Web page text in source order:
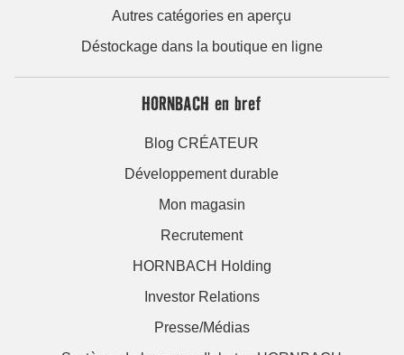
Autres catégories en aperçu
Déstockage dans la boutique en ligne
HORNBACH en bref
Blog CRÉATEUR
Développement durable
Mon magasin
Recrutement
HORNBACH Holding
Investor Relations
Presse/Médias